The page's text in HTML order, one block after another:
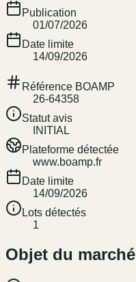
Publication
01/07/2026
Date limite
14/09/2026
Référence BOAMP
26-64358
Statut avis
INITIAL
Plateforme détectée
www.boamp.fr
Date limite
14/09/2026
Lots détectés
1
Objet du marché